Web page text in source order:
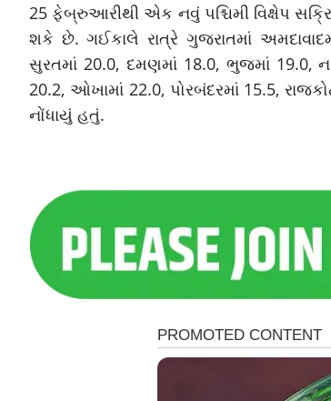
25 ફેબ્રુઆરીથી એક નવું પશ્ચિમી વિક્ષેપ
શકે છે. ગઈકાલે રાત્રે ગુજરાતમાં અમદાવાદમાં
સુરતમાં 20.0, દમણમાં 18.0, ભુજમાં 19.0,
20.2, ઓખામાં 22.0, પોરબંદરમાં 15.5,
નોંધાયું હતું.